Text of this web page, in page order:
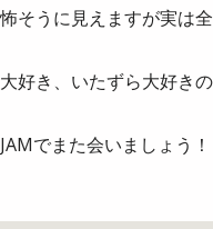
そうに見えますが実は
好き、いたずら大好き
でまた会いましょう！